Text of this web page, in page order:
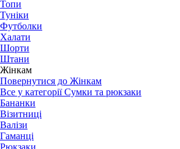
Топи
Туніки
Футболки
Халати
Шорти
Штани
Жінкам
Повернутися до Жінкам
Все у категорії Сумки та рюкзаки
Бананки
Візитниці
Валізи
Гаманці
Рюкзаки